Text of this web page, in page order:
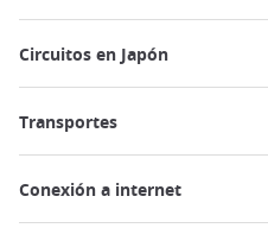
Circuitos en Japón
Transportes
Conexión a internet